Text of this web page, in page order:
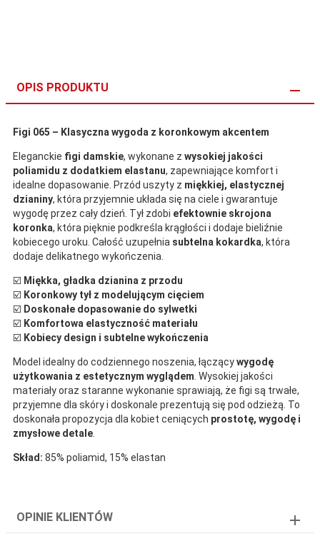
OPIS PRODUKTU
Figi 065 – Klasyczna wygoda z koronkowym akcentem
Eleganckie figi damskie, wykonane z wysokiej jakości
poliamidu z dodatkiem elastanu, zapewniające komfort i
idealne dopasowanie. Przód uszyty z miękkiej, elastycznej
dzianiny, która przyjemnie układa się na ciele i gwarantuje
wygodę przez cały dzień. Tył zdobi efektownie skrojona
koronka, która pięknie podkreśla krągłości i dodaje bieliźnie
kobiecego uroku. Całość uzupełnia subtelna kokardka, która
dodaje delikatnego wykończenia.
☑️ Miękka, gładka dzianina z przodu
☑️ Koronkowy tył z modelującym cięciem
☑️ Doskonałe dopasowanie do sylwetki
☑️ Komfortowa elastyczność materiału
☑️ Kobiecy design i subtelne wykończenia
Model idealny do codziennego noszenia, łączącywygodę
użytkowania z estetycznym wyglądem . Wysokiej jakości
materiały oraz staranne wykonanie sprawiają, że figi są trwałe,
przyjemne dla skóry i doskonale prezentują się pod odzieżą. To
doskonała propozycja dla kobiet ceniących prostotę, wygodę i
zmysłowe detale
Skład: 85% poliamid, 15% elastan
OPINIE KLIENTÓW